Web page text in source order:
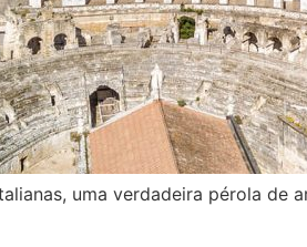
uma verdadeira pérola